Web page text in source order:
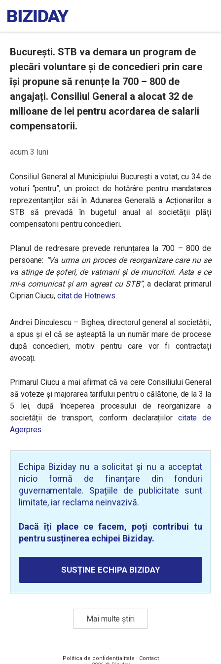
București. STB va demara un program de
plecări voluntare și de concedieri prin care
își propune să renunțe la 700 – 800 de
angajați. Consiliul General a alocat 32 de
milioane de lei pentru acordarea de salarii
compensatorii.
acum 3 luni
Consiliul General al Municipiului București a votat, cu 34 de
voturi “pentru”, un proiect de hotărâre pentru mandatarea
reprezentanților săi în Adunarea Generală a Acționarilor a
STB să prevadă în bugetul anual al societății plăți
compensatorii pentru concedieri.
Planul de redresare prevede renunțarea la 700 – 800 de
persoane: “Va urma un proces de reorganizare care nu se
va atinge de șoferi, de vatmani și de muncitori. Asta e ce
mi-a comunicat și am agreat cu STB”, a declarat primarul
Ciprian Ciucu, citat de Hotnews.
Andrei Dinculescu – Bighea, directorul general al societății,
a spus și el că se așteaptă la un număr mare de procese
după concedieri, motiv pentru care vor fi contractați
avocați.
Primarul Ciucu a mai afirmat că va cere Consiliului General
să voteze și majorarea tarifului pentru o călătorie, de la 3 la
5 lei, după începerea procesului de reorganizare a
societății de transport, conform declarațiilor citate de
Agerpres.
Echipa Biziday nu a solicitat și nu a acceptat
nicio formă de finanțare din fonduri
guvernamentale. Spațiile de publicitate sunt
limitate, iar reclama neinvazivă.
Dacă îți place ce facem, poți contribui tu
pentru susținerea echipei Biziday.
SUSȚINE ECHIPA BIZIDAY
Mai multe știri
Politica de confidențialitate · Contact